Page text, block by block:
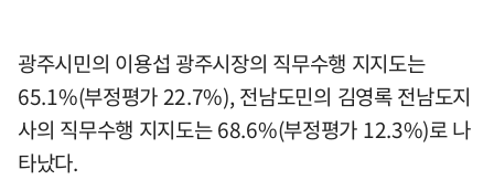
광주시민의 이용섭 광주시장의 직무수행 지지도는
65.1%(부정평가 22.7%), 전남도민의 김영록 전남도지
사의 직무수행 지지도는 68.6%(부정평가 12.3%)로 나
타났다.